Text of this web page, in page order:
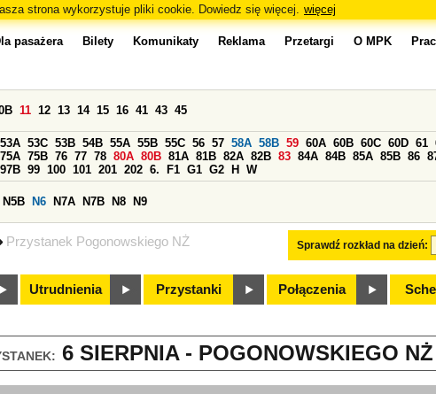
strona wykorzystuje pliki cookie. Dowiedz się więcej. więcej
Przystanek Pogonowskiego NŻ
pasażera Bilety Komunikaty Reklama Przetargi O MPK
Sprawdź rozkład na dzień:
11 12 13 14 15 16 41 43 45
53A 53C 53B 54B 55A 55B 55C 56 57 58A 58B 59 60A 60B 60C 60D 61
75A 75B 76 77 78 80A 80B 81A 81B 82A 82B 83 84A 84B 85A 85B 86
97B 99 100 101 201 202 6. F1 G1 G2 H W
N5B N6 N7A N7B N8 N9
Utrudnienia Przystanki Połączenia
6 SIERPNIA - POGONOWSKIEGO